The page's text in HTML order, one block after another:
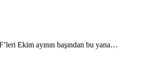
Ekim ayının başından bu yana…